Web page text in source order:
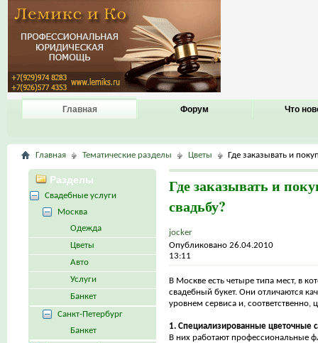
Главная Форум Что
Главная Тематические разделы Цветы Где заказывать и
Где заказывать и
свадьбу?
jocker
Опубликовано 26.04.2010
13:11
В Москве есть четыре типа мест, в
свадебный букет. Они отличаются
уровнем сервиса и, соответственно,
1. Специализированные цветочные
В них работают профессиональные
Разделы
Свадебные услуги
Москва
Одежда
Цветы
Авто
Услуги
Банкет
Санкт-Петербург
Банкет